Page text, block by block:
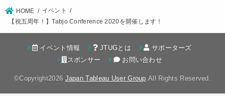
HOME
イベント
【祝五周年！】Tabjo Conference 2020を開催します！
イベント情報 JTUGとは
サポーターズ
スポンサー
お問い合わせ
©Copyright2026 Japan Tableau User Group .All Rights Reserved.